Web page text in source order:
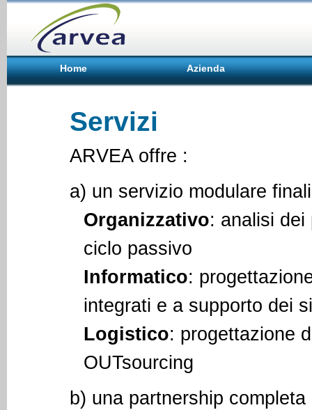
Home Azienda
Servizi
ARVEA offre :
a) un servizio modulare
Organizzativo: analisi
ciclo passivo
Informatico:
integrati e a supporto dei
Logistico: progettazione
OUTsourcing
b) una partnership